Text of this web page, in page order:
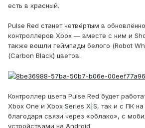
есть в красный.
Pulse Red станет четвёртым в
контроллеров Xbox — вместе с ним и
также вошли геймпады белого (Robot
(Carbon Black) цветов.
Контроллер цвета Pulse Red будет
Xbox One и Xbox Series X|S, так и с ПК
благодаря связи через «облако», с
устройствами на Android.